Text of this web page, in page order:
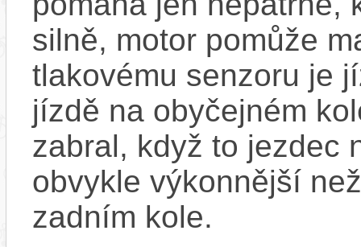
silně, motor pomůže
tlakovému senzoru je
jízdě na obyčejném
zabral, když to jezdec
obvykle výkonnější
zadním kole.